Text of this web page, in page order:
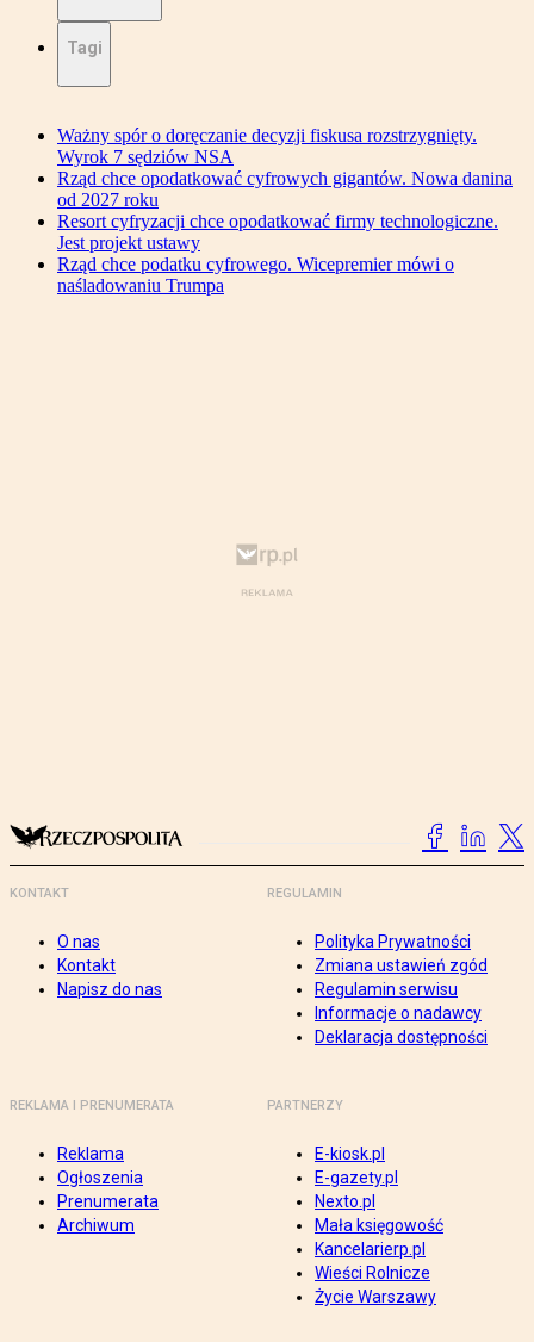
Tagi
Ważny spór o doręczanie decyzji fiskusa rozstrzygnięty.
Wyrok 7 sędziów NSA
Rząd chce opodatkować cyfrowych gigantów. Nowa danina
od 2027 roku
Resort cyfryzacji chce opodatkować firmy technologiczne.
Jest projekt ustawy
Rząd chce podatku cyfrowego. Wicepremier mówi o
naśladowaniu Trumpa
KONTAKT
O nas
Kontakt
Napisz do nas
REGULAMIN
Polityka Prywatności
Zmiana ustawień zgód
Regulamin serwisu
Informacje o nadawcy
Deklaracja dostępności
REKLAMA I PRENUMERATA
Reklama
Ogłoszenia
Prenumerata
Archiwum
PARTNERZY
E-kiosk.pl
E-gazety.pl
Nexto.pl
Mała księgowość
Kancelarierp.pl
Wieści Rolnicze
Życie Warszawy